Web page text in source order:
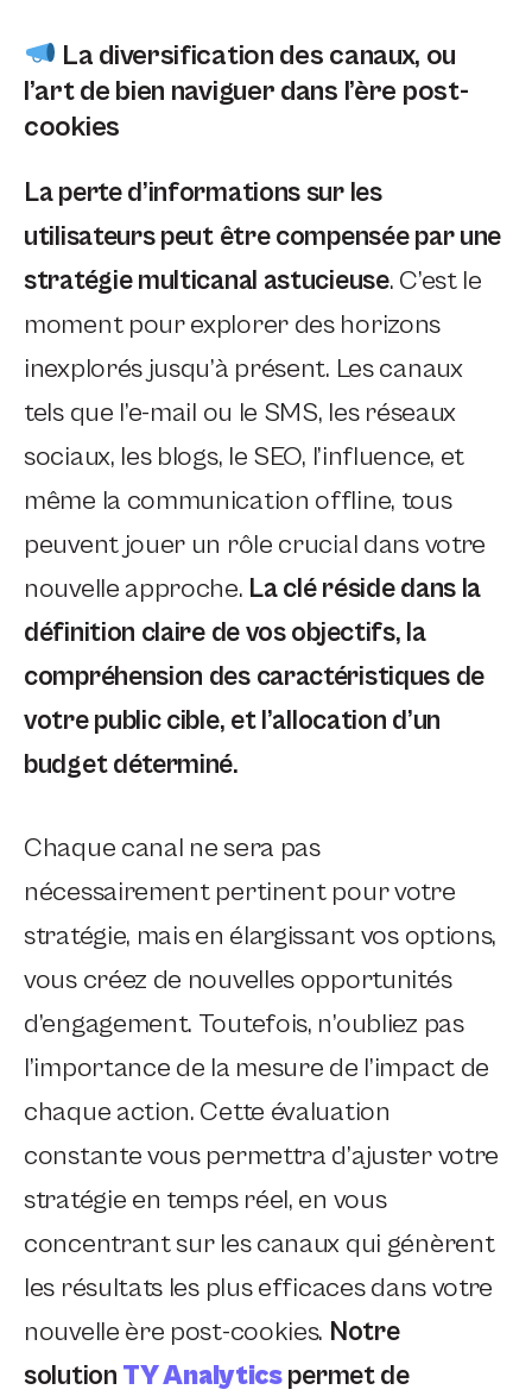
La diversification des canaux, ou
l’art de bien naviguer dans l’ère post-
cookies
La perte d’informations sur les
utilisateurs peut être compensée par une
stratégie multicanal astucieuse. C’est le
moment pour explorer des horizons
inexplorés jusqu’à présent. Les canaux
tels que l’e-mail ou le SMS, les réseaux
sociaux, les blogs, le SEO, l’influence, et
même la communication offline, tous
peuvent jouer un rôle crucial dans votre
nouvelle approche. La clé réside dans la
définition claire de vos objectifs, la
compréhension des caractéristiques de
votre public cible, et l’allocation d’un
budget déterminé.
Chaque canal ne sera pas
nécessairement pertinent pour votre
stratégie, mais en élargissant vos options,
vous créez de nouvelles opportunités
d’engagement. Toutefois, n’oubliez pas
l’importance de la mesure de l’impact de
chaque action. Cette évaluation
constante vous permettra d’ajuster votre
stratégie en temps réel, en vous
concentrant sur les canaux qui génèrent
les résultats les plus efficaces dans votre
nouvelle ère post-cookies. Notre
solution TY Analyticspermet de